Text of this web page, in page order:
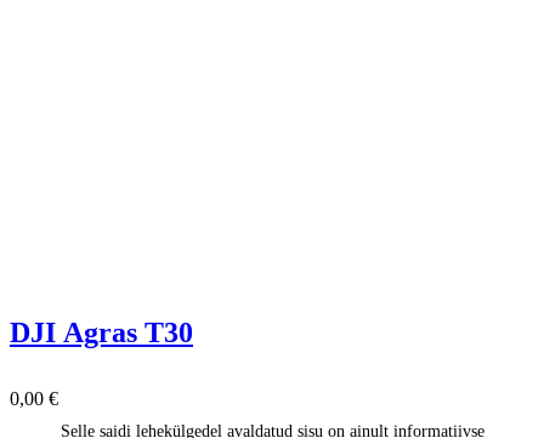
DJI Agras T30
0,00 €
Selle saidi lehekülgedel avaldatud sisu on ainult informatiivse